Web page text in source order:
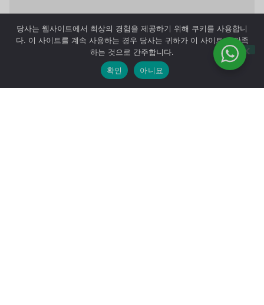
당사는 웹사이트에서 최상의 경험을 제공하기 위해 쿠키를 사용합니
다. 이 사이트를 계속 사용하는 경우 당사는 귀하가 이 사이트에 만족
하는 것으로 간주합니다.
확인
아니요